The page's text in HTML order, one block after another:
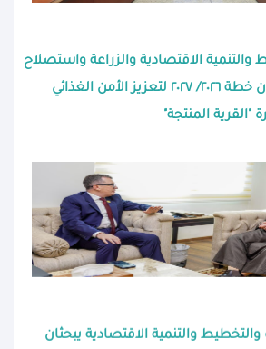
والتنمية الاقتصادية والزراعة واستصلاح
الأراضي تبحثان خطة ٢٠٢٦/ ٢٠٢٧ لتعزيز الأمن الغذائي
"القرية المنتجة"
والتخطيط والتنمية الاقتصادية يبحثان